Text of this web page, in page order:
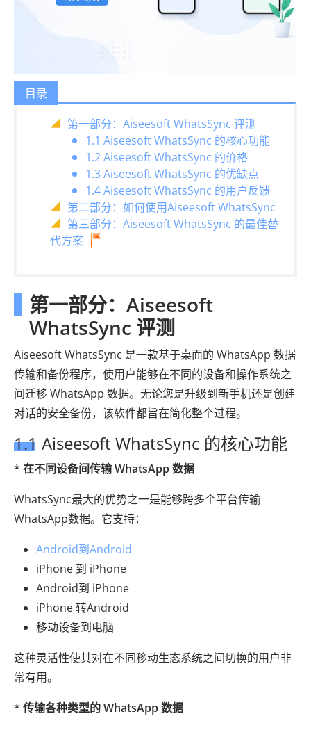
目录
第一部分：Aiseesoft WhatsSync 评测
1.1 Aiseesoft WhatsSync 的核心功能
1.2 Aiseesoft WhatsSync 的价格
1.3 Aiseesoft WhatsSync 的优缺点
1.4 Aiseesoft WhatsSync 的用户反馈
第二部分：如何使用Aiseesoft WhatsSync
第三部分：Aiseesoft WhatsSync 的最佳替
代方案
第一部分：Aiseesoft
WhatsSync 评测
Aiseesoft WhatsSync 是一款基于桌面的 WhatsApp 数据
传输和备份程序，使用户能够在不同的设备和操作系统之
间迁移 WhatsApp 数据。无论您是升级到新手机还是创建
对话的安全备份，该软件都旨在简化整个过程。
1.1 Aiseesoft WhatsSync 的核心功能
* 在不同设备间传输 WhatsApp 数据
WhatsSync最大的优势之一是能够跨多个平台传输
WhatsApp数据。它支持：
Android到Android
iPhone 到 iPhone
Android到 iPhone
iPhone 转Android
移动设备到电脑
这种灵活性使其对在不同移动生态系统之间切换的用户非
常有用。
* 传输各种类型的 WhatsApp 数据